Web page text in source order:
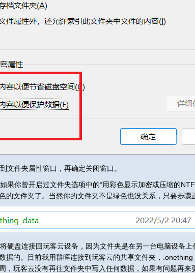
文件夹属性窗口，再确定关闭窗口。
果你曾开启过文件夹选项中的“用彩色显示加密或压缩的
的文件夹了。当然你的文件夹不是绿色也没关系，只要步骤
硬盘连接回玩客云设备，因为文件夹是在另一台电脑设备上
据的。目前我用群晖连接到玩客云的共享文件夹，
，玩客云没有再往文件夹中写入任何数据，如果有问题再来